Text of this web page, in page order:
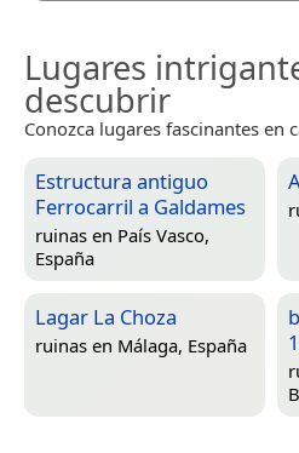
Lugares
descubrir
Conozca lugares fascinantes en
Estructura antiguo
Ferrocarril a Galdames
ruinas en País Vasco,
España
Lagar La Choza
ruinas en Málaga, España